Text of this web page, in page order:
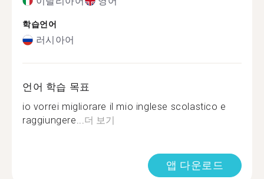
학습언어
러시아어
언어 학습 목표
io vorrei migliorare il mio inglese scolastico e
raggiungere...더 보기
앱 다운로드